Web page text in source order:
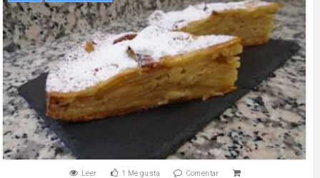
Leer 1 Me gusta Comentar